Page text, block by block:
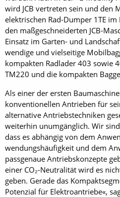
wird JCB vertreten sein und den
elektrischen Rad-Dumper 1TE
den maßgeschneiderten JCB-
Einsatz im Garten- und
wendige und vielseitige
kompakten Radlader 403 sowie
TM220 und die kompakten
Als einer der ersten
konventionellen Antrieben für
alternative Antriebstechniken
weiterhin unumgänglich. Wir
dass es abhängig von dem
wendungshäufigkeit und dem
passgenaue Antriebskonzepte
einer CO₂-Neutralität wird es
geben. Gerade das
Potenzial für Elektroantriebe«,